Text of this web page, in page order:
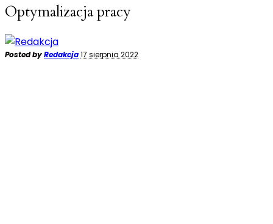
Optymalizacja pracy
Posted byRedakcja17 sierpnia 2022